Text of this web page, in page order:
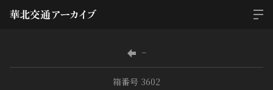
−
箱番号 3602